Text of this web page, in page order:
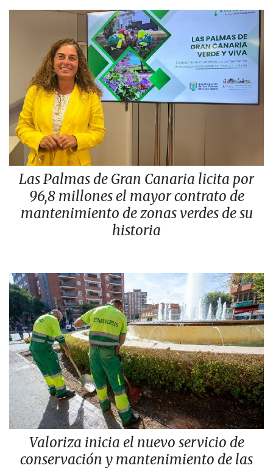
Las Palmas de Gran Canaria licita por
96,8 millones el mayor contrato de
mantenimiento de zonas verdes de su
historia
Valoriza inicia el nuevo servicio de
conservación y mantenimiento de las